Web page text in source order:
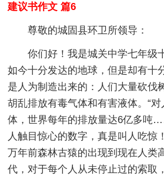
建议书作文 篇6
尊敬的城固县环卫所领导：
你们好！我是城关中学七年级
如今十分发达的地球，但是却有十
是人为制造出来的：人们大量砍伐
胡乱排放有毒气体和有害液体。“
体，世界每年的排放量达6亿多吨
人触目惊心的数字，真是叫人吃惊
万年前森林古猿的出现到现在人类
代，对于每个人从未停止过的索取